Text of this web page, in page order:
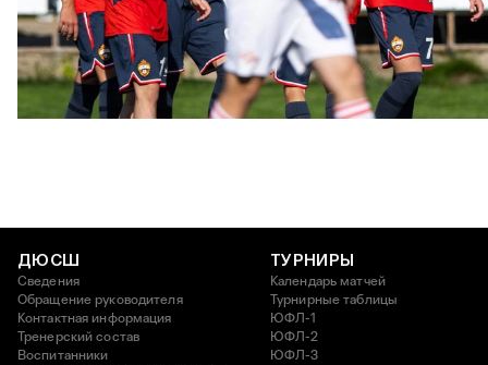
ЮФЛ: Московское дерби на «Октябре»
3 АВГУСТА 2026 14:15
ДЮСШ
Сведения
Обращение руководителя
Контактная информация
Тренерский состав
Воспитанники
ТУРНИРЫ
Календарь матчей
Турнирные таблицы
ЮФЛ-1
ЮФЛ-2
ЮФЛ-3